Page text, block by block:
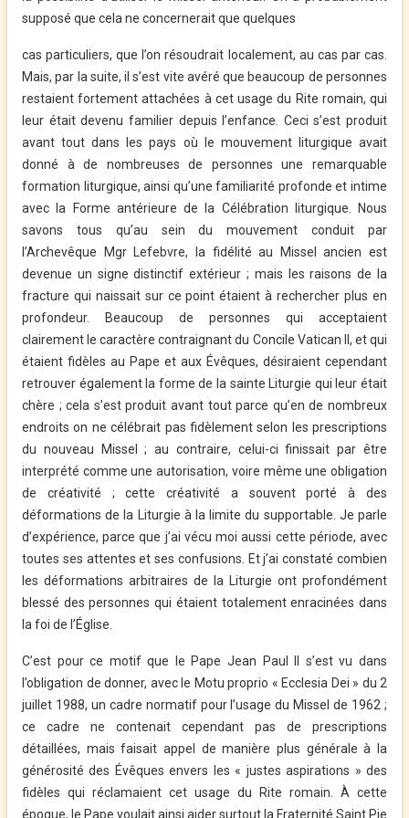
supposé que cela ne concernerait que quelques
cas particuliers, que l’on résoudrait localement, au cas par cas.
Mais, par la suite, il s’est vite avéré que beaucoup de personnes
restaient fortement attachées à cet usage du Rite romain, qui
leur était devenu familier depuis l’enfance. Ceci s’est produit
avant tout dans les pays où le mouvement liturgique avait
donné à de nombreuses de personnes une remarquable
formation liturgique, ainsi qu’une familiarité profonde et intime
avec la Forme antérieure de la Célébration liturgique. Nous
savons tous qu’au sein du mouvement conduit par
l’Archevêque Mgr Lefebvre, la fidélité au Missel ancien est
devenue un signe distinctif extérieur ; mais les raisons de la
fracture qui naissait sur ce point étaient à rechercher plus en
profondeur. Beaucoup de personnes qui acceptaient
clairement le caractère contraignant du Concile Vatican II, et qui
étaient fidèles au Pape et aux Évêques, désiraient cependant
retrouver également la forme de la sainte Liturgie qui leur était
chère ; cela s’est produit avant tout parce qu’en de nombreux
endroits on ne célébrait pas fidèlement selon les prescriptions
du nouveau Missel ; au contraire, celui-ci finissait par être
interprété comme une autorisation, voire même une obligation
de créativité ; cette créativité a souvent porté à des
déformations de la Liturgie à la limite du supportable. Je parle
d’expérience, parce que j’ai vécu moi aussi cette période, avec
toutes ses attentes et ses confusions. Et j’ai constaté combien
les déformations arbitraires de la Liturgie ont profondément
blessé des personnes qui étaient totalement enracinées dans
la foi de l’Église.
C’est pour ce motif que le Pape Jean Paul II s’est vu dans
l’obligation de donner, avec le Motu proprio « Ecclesia Dei » du 2
juillet 1988, un cadre normatif pour l’usage du Missel de 1962 ;
ce cadre ne contenait cependant pas de prescriptions
détaillées, mais faisait appel de manière plus générale à la
générosité des Évêques envers les « justes aspirations » des
fidèles qui réclamaient cet usage du Rite romain. À cette
époque, le Pape voulait ainsi aider surtout la Fraternité Saint Pie